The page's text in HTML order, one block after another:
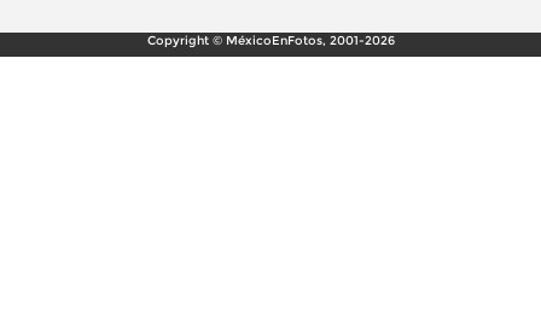
Copyright © MéxicoEnFotos, 2001-2026